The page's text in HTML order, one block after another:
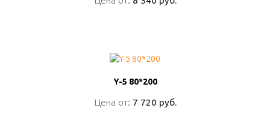
Y-5 80*200
Цена от: 7 720 руб.
Y-5 80*200
Цена от: 7 720 руб.